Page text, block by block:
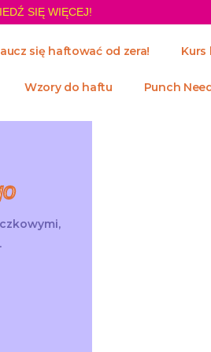
SIĘ WIĘCEJ!
się haftować od zera! Kurs
Wzory do haftu Punch